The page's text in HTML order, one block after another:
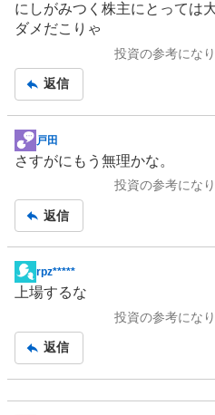
にしがみつく株主にとっては
ダメだこりゃ
投資の参考にな
返信
掲
示
事
戸田
さすがにもう無理かな。
投資の参考にな
返信
掲
示
事
rpz*****
上場するな
投資の参考にな
返信